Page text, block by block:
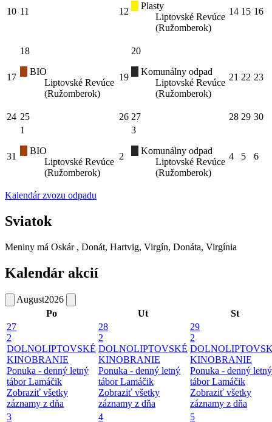
10 11 12
Plasty
Liptovské Revúce
(Ružomberok)
14 15 16
17
18
BIO
Liptovské Revúce
(Ružomberok)
19
20
Komunálny odpad
Liptovské Revúce
(Ružomberok)
21 22 23
24 25 26 27 28 29 30
31
1
BIO
Liptovské Revúce
(Ružomberok)
2
3
Komunálny odpad
Liptovské Revúce
(Ružomberok)
4 5 6
Kalendár zvozu odpadu
Sviatok
Meniny má Oskár , Donát, Hartvig, Virgín, Donáta, Virgínia
Kalendár akcií
August2026
Po
Ut
St
27
2
DOLNOLIPTOVSKÉ
KINOBRANIE
Ponuka - denný letný
tábor Lamáčik
Zobraziť všetky
záznamy z dňa
28
2
DOLNOLIPTOVSKÉ
KINOBRANIE
Ponuka - denný letný
tábor Lamáčik
Zobraziť všetky
záznamy z dňa
29
2
KINOBRANIE
Ponuka - denný letný
tábor Lamáčik
Zobraziť všetky
záznamy z dňa
3
4
5